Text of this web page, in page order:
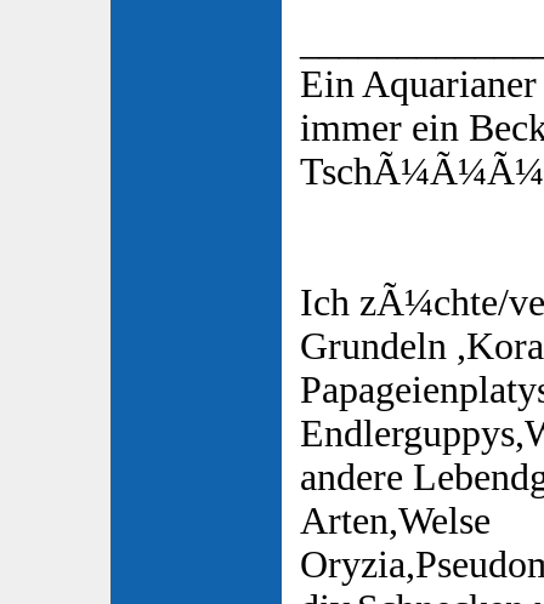
Ein
immer ein
Ich zÃ¼chte/
Grundeln
andere
Arten,Welse